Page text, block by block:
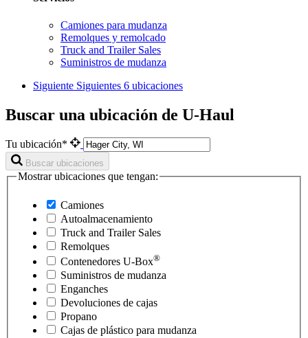
Camiones para mudanza
Remolques y remolcado
Truck and Trailer Sales
Suministros de mudanza
Siguiente Siguientes 6 ubicaciones
Buscar una ubicación de U-Haul
Tu ubicación*
Buscar ubicaciones
Mostrar ubicaciones que tengan:
Camiones
Autoalmacenamiento
Truck and Trailer Sales
Remolques
Contenedores U-Box®
Suministros de mudanza
Enganches
Devoluciones de cajas
Propano
Cajas de plástico para mudanza